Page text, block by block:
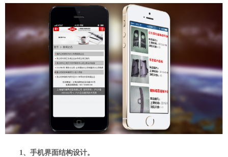
1、手机界面结构设计。